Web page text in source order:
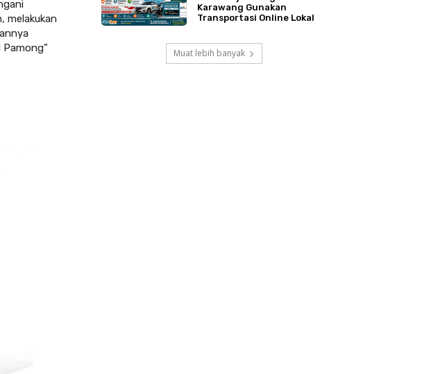
melakukan
Karawang Gunakan
Transportasi Online Lokal
Muat lebih banyak